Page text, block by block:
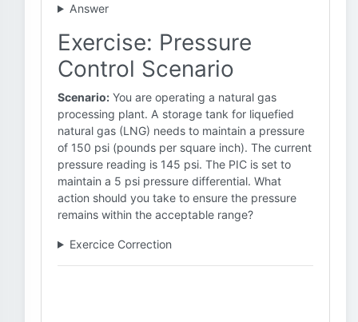
Answer
Exercise: Pressure
Control Scenario
Scenario: You are operating a natural gas
processing plant. A storage tank for liquefied
natural gas (LNG) needs to maintain a pressure
of 150 psi (pounds per square inch). The current
pressure reading is 145 psi. The PIC is set to
maintain a 5 psi pressure differential. What
action should you take to ensure the pressure
remains within the acceptable range?
Exercice Correction